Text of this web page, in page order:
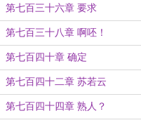
第七百三十六章 要求
第七百三十八章 啊呸！
第七百四十章 确定
第七百四十二章 苏若云
第七百四十四章 熟人？